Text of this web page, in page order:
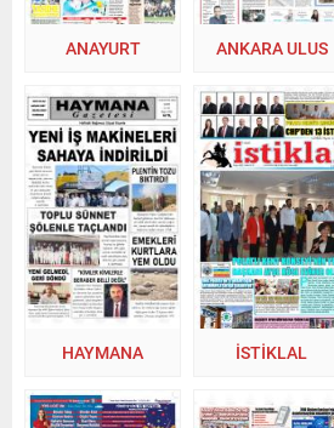
ANAYURT ANKARA ULUS
HAYMANA İSTİKLAL